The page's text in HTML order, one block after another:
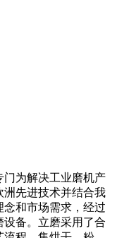
门为解决工业磨机产
洲先进技术并结合我
和市场需求，经过
备。立磨采用了合